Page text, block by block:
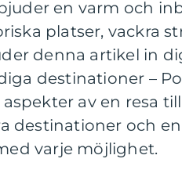
en varm och
platser, vackra
denna artikel in
destinationer –
av en resa
destinationer och
varje möjlighet.